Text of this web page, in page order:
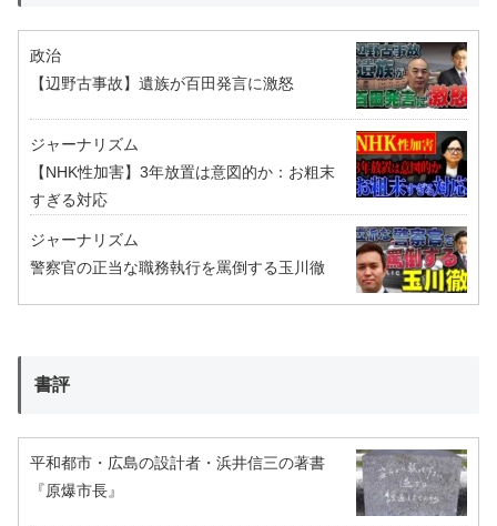
政治
【辺野古事故】遺族が百田発言に激怒
ジャーナリズム
【NHK性加害】3年放置は意図的か：お粗末
すぎる対応
ジャーナリズム
警察官の正当な職務執行を罵倒する玉川徹
書評
平和都市・広島の設計者・浜井信三の著書
『原爆市長』